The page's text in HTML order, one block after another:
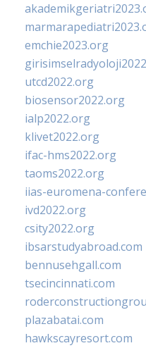
emchie2023.org
utcd2022.org
biosensor2022.org
ialp2022.org
klivet2022.org
ifac-hms2022.org
taoms2022.org
iias-euromena-
ivd2022.org
csity2022.org
ibsarstudyabroad.com
bennusehgall.com
tsecincinnati.com
plazabatai.com
hawkscayresort.com